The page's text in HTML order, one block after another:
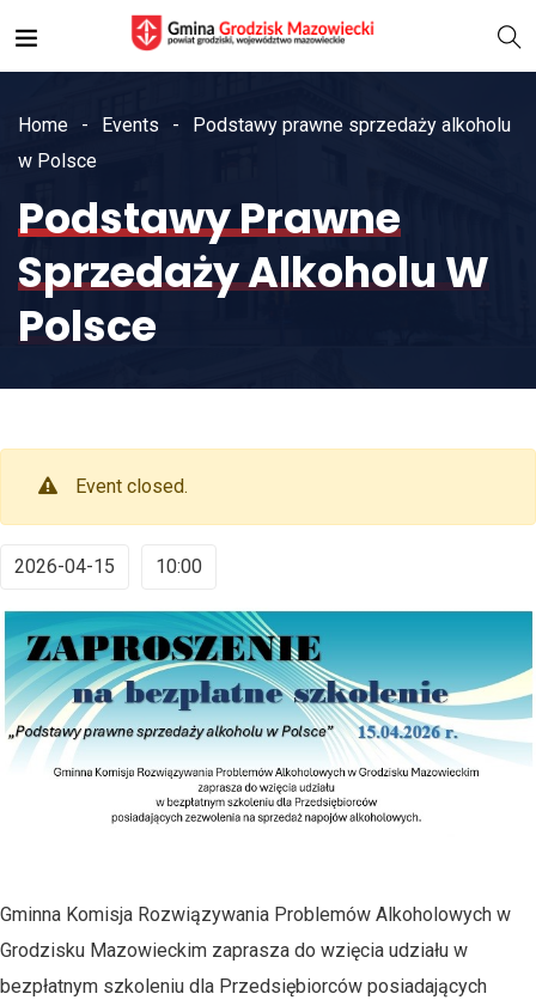
Home Events
Podstawy prawne sprzedaży alkoholu
w Polsce
Podstawy Prawne
Sprzedaży Alkoholu W
Polsce
Event closed.
2026-04-15 10:00
Gminna Komisja Rozwiązywania Problemów Alkoholowych w
Grodzisku Mazowieckim zaprasza do wzięcia udziału w
bezpłatnym szkoleniu dla Przedsiębiorców posiadających